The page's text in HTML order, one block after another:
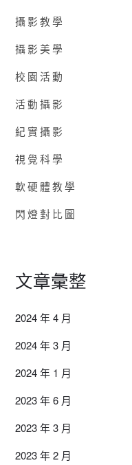
攝影教學
攝影美學
校園活動
活動攝影
紀實攝影
視覺科學
軟硬體教學
閃燈對比圖
文章彙整
2024 年 4 月
2024 年 3 月
2024 年 1 月
2023 年 6 月
2023 年 3 月
2023 年 2 月